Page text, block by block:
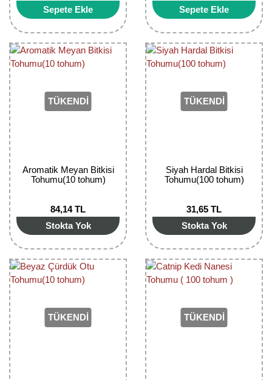
Sepete Ekle
Sepete Ekle
TÜKENDİ
Aromatik Meyan Bitkisi
Tohumu(10 tohum)
84,14 TL
Stokta Yok
TÜKENDİ
Siyah Hardal Bitkisi
Tohumu(100 tohum)
31,65 TL
Stokta Yok
TÜKENDİ TÜKENDİ